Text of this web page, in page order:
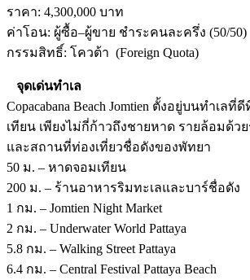
ราคา: 4,300,000 บาท
ค่าโอน: ผู้ซื้อ–ผู้ขาย ชำระคนละครึ่ง (50/50)
กรรมสิทธิ์: โควต้า (Foreign Quota)
จุดเด่นทำเล
Copacabana Beach Jomtien ตั้งอยู่บนทำเล
เทียน เพียงไม่กี่ก้าวถึงชายหาด รายล้อมด้ว
และสถานที่ท่องเที่ยวชื่อดังของพัทยา
50 ม. – หาดจอมเทียน
200 ม. – ร้านอาหารริมทะเลและบาร์ชื่อดัง
1 กม. – Jomtien Night Market
2 กม. – Underwater World Pattaya
5.8 กม. – Walking Street Pattaya
6.4 กม. – Central Festival Pattaya Beach